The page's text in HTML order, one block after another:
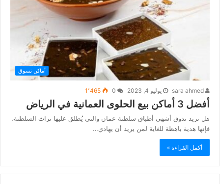
أماكن تسوق
يوليو 4, 2023 1٬465
أفضل 3 أماكن بيع الحلوى العمانية في الرياض
هل تريد تذوق أشهى أطباق سلطنة عمان والتي يُطلق عليها تراث السلطنة،
فإنها هدية باهظة للغاية لمن يريد أن يهادي…
أكمل القراءة »